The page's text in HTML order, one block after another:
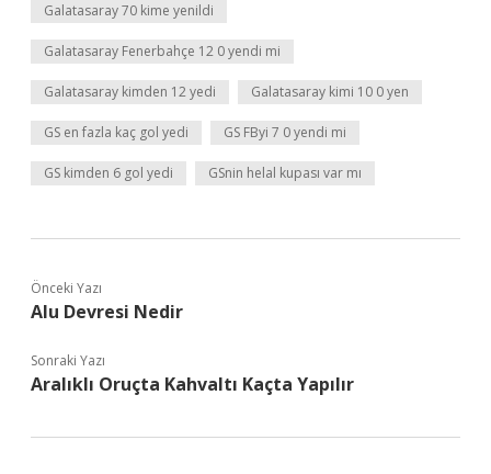
Galatasaray 70 kime yenildi
Galatasaray Fenerbahçe 12 0 yendi mi
Galatasaray kimden 12 yedi Galatasaray kimi 10 0 yen
GS en fazla kaç gol yedi GS FByi 7 0 yendi mi
GS kimden 6 gol yedi GSnin helal kupası var mı
Önceki Yazı
Alu Devresi Nedir
Sonraki Yazı
Aralıklı Oruçta Kahvaltı Kaçta Yapılır